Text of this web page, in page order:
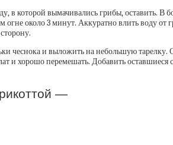
которой вымачивались грибы, оставить. В
около 3 минут. Аккуратно влить воду от
чеснока и выложить на небольшую
и хорошо перемешать. Добавить оставшиеся
—